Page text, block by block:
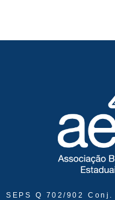
SEPS Q 702/902